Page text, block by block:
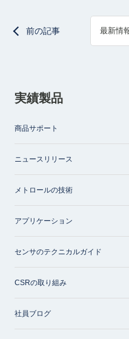
前の記事 最新情
実績製品
商品サポート
ニュースリリース
メトロールの技術
アプリケーション
センサのテクニカルガイド
CSRの取り組み
社員ブログ